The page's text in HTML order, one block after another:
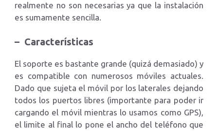
realmente no son necesarias ya que la instalación
es sumamente sencilla.
– Características
El soporte es bastante grande (quizá demasiado) y
es compatible con numerosos móviles actuales.
Dado que sujeta el móvil por los laterales dejando
todos los puertos libres (importante para poder ir
cargando el móvil mientras lo usamos como GPS),
el limite al final lo pone el ancho del teléfono que